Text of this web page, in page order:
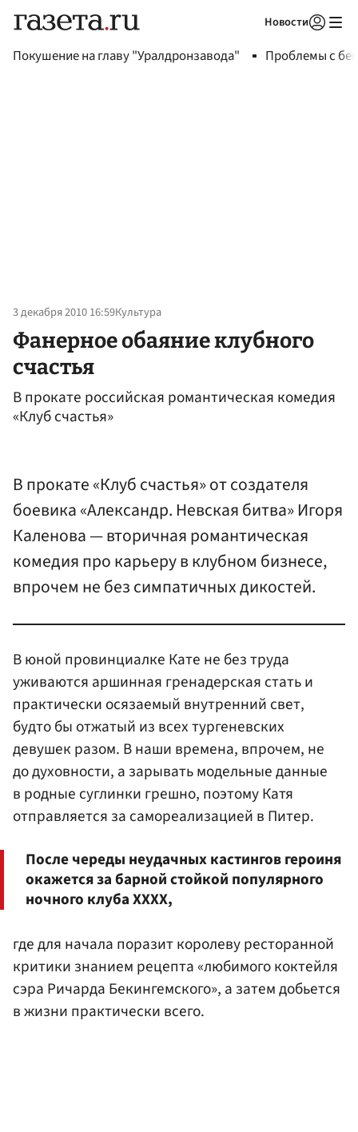
Новости
Покушение на главу "Уралдронзавода" Проблемы с
3 декабря 2010 16:59Культура
Фанерное обаяние клубного
счастья
В прокате российская романтическая комедия
«Клуб счастья»
В прокате «Клуб счастья» от создателя
боевика «Александр. Невская битва» Игоря
Каленова — вторичная романтическая
комедия про карьеру в клубном бизнесе,
впрочем не без симпатичных дикостей.
В юной провинциалке Кате не без труда
уживаются аршинная гренадерская стать и
практически осязаемый внутренний свет,
будто бы отжатый из всех тургеневских
девушек разом. В наши времена, впрочем, не
до духовности, а зарывать модельные данные
в родные суглинки грешно, поэтому Катя
отправляется за самореализацией в Питер.
После череды неудачных кастингов героиня
окажется за барной стойкой популярного
ночного клуба XXXX,
где для начала поразит королеву ресторанной
критики знанием рецепта «любимого коктейля
сэра Ричарда Бекингемского», а затем добьется
в жизни практически всего.